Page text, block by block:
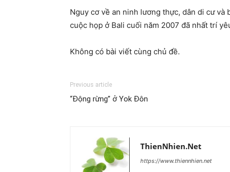
Nguy cơ về an ninh lương thực, dân di cư
cuộc họp ở Bali cuối năm 2007 đã nhất trí
Không có bài viết cùng chủ đề.
Previous article
“Động rừng” ở Yok Đôn
ThienNhien.Net
https://www.thiennhien.net